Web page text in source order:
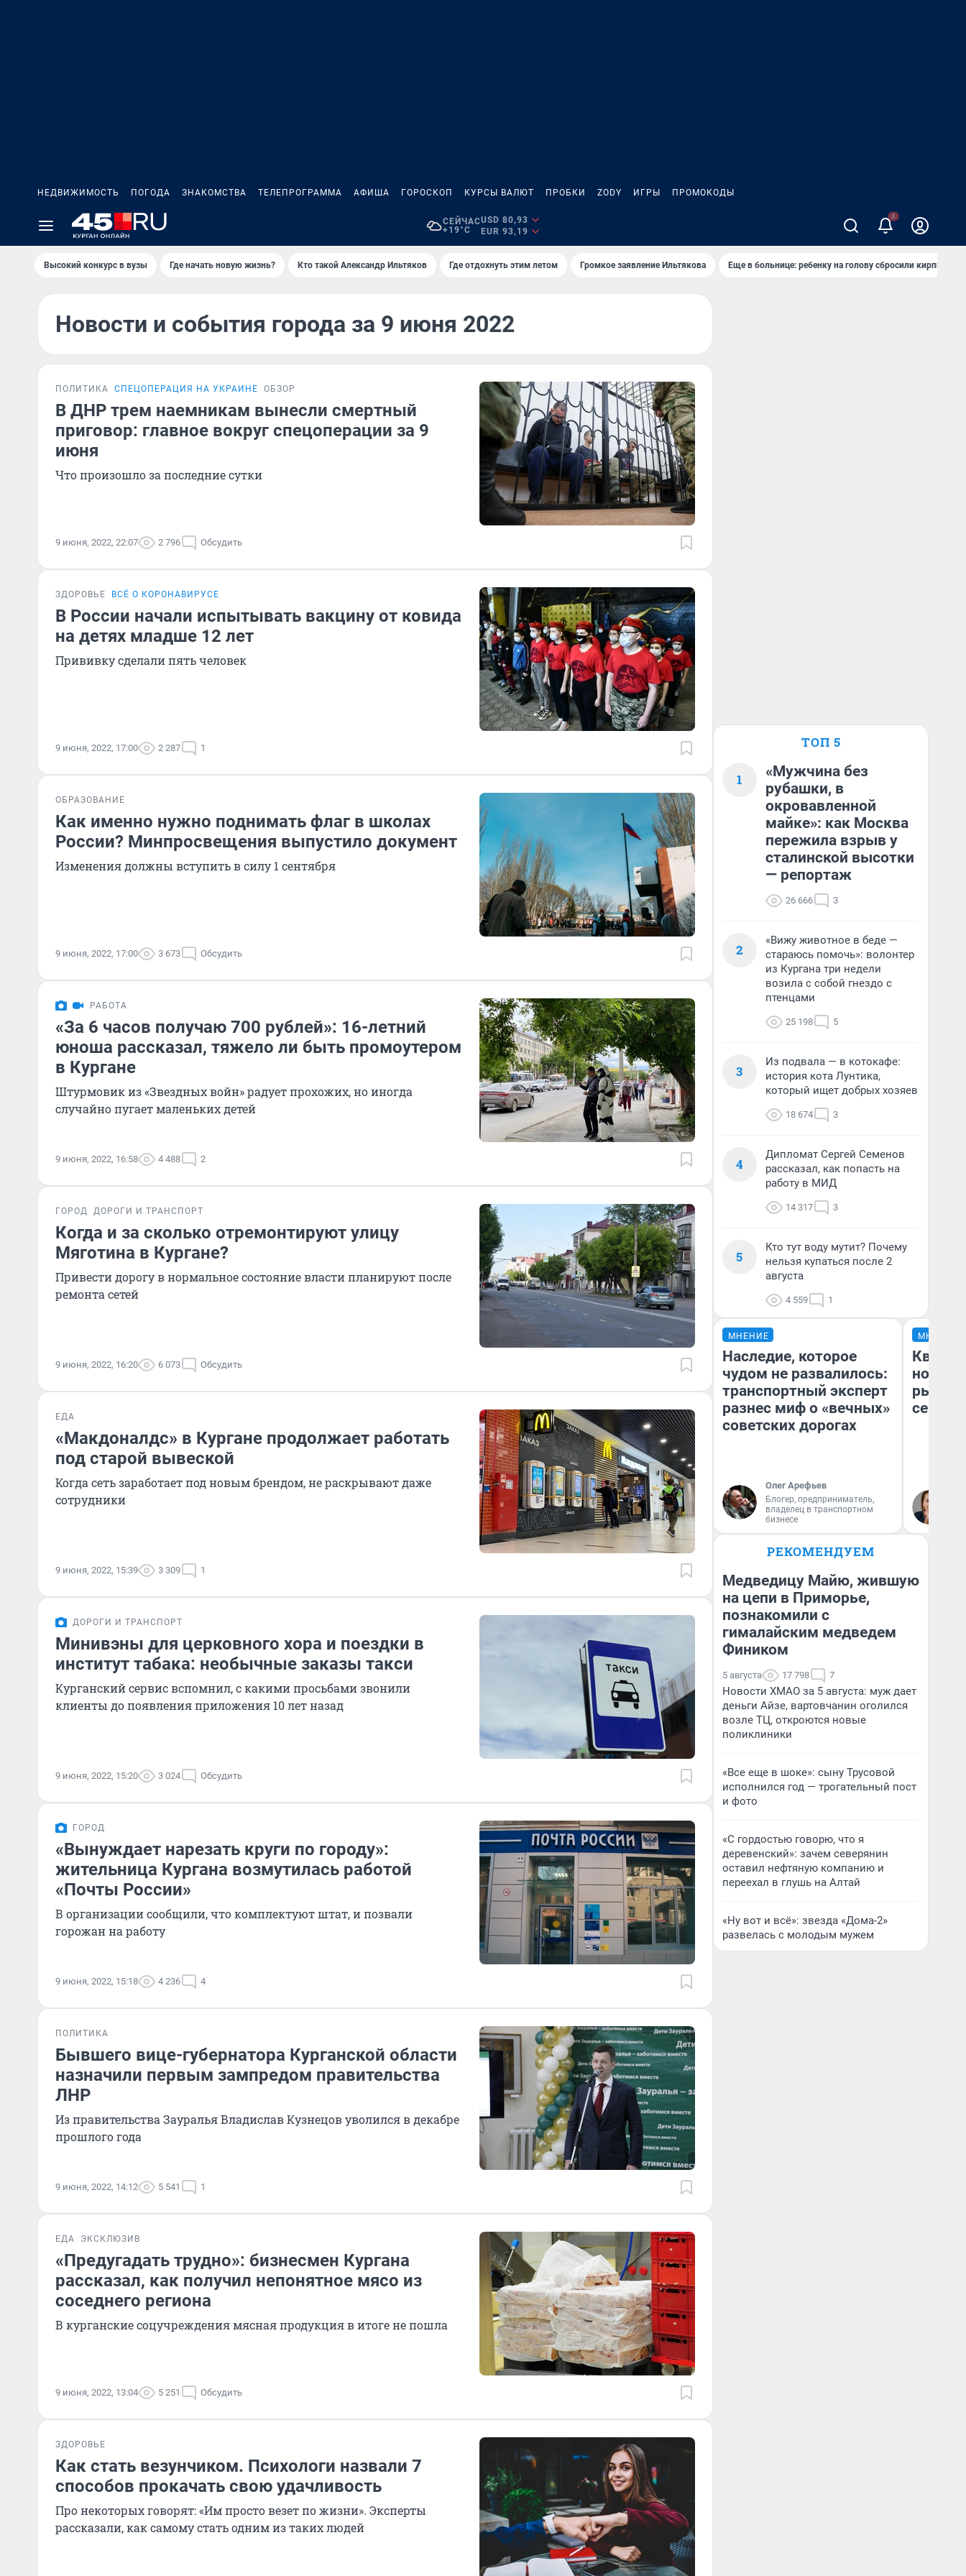
НЕДВИЖИМОСТЬ ПОГОДА ЗНАКОМСТВА ТЕЛЕПРОГРАММА АФИША ГОРОСКОП КУРСЫ ВАЛЮТ ПРОБКИ ZODY ИГРЫ ПРОМОКОДЫ
СЕЙЧАС
+19°C
USD 80,93
EUR 93,19
2
Высокий конкурс в вузы Где начать новую жизнь? Кто такой Александр Ильтяков Где отдохнуть этим летом Громкое заявление Ильтякова Еще в больнице: ребенку на голову сбросили кирпич
Новости и события города за 9 июня 2022
ПОЛИТИКА СПЕЦОПЕРАЦИЯ НА УКРАИНЕ ОБЗОР
В ДНР трем наемникам вынесли смертный
приговор: главное вокруг спецоперации за 9
июня
Что произошло за последние сутки
9 июня, 2022, 22:07 2 796 Обсудить
ЗДОРОВЬЕ ВСЁ О КОРОНАВИРУСЕ
В России начали испытывать вакцину от ковида
на детях младше 12 лет
Прививку сделали пять человек
9 июня, 2022, 17:00 2 287 1
ОБРАЗОВАНИЕ
Как именно нужно поднимать флаг в школах
России? Минпросвещения выпустило документ
Изменения должны вступить в силу 1 сентября
9 июня, 2022, 17:00 3 673 Обсудить
РАБОТА
«За 6 часов получаю 700 рублей»: 16-летний
юноша рассказал, тяжело ли быть промоутером
в Кургане
Штурмовик из «Звездных войн» радует прохожих, но иногда
случайно пугает маленьких детей
9 июня, 2022, 16:58 4 488 2
ГОРОД ДОРОГИ И ТРАНСПОРТ
Когда и за сколько отремонтируют улицу
Мяготина в Кургане?
Привести дорогу в нормальное состояние власти планируют после
ремонта сетей
9 июня, 2022, 16:20 6 073 Обсудить
ЕДА
«Макдоналдс» в Кургане продолжает работать
под старой вывеской
Когда сеть заработает под новым брендом, не раскрывают даже
сотрудники
9 июня, 2022, 15:39 3 309 1
ДОРОГИ И ТРАНСПОРТ
Минивэны для церковного хора и поездки в
институт табака: необычные заказы такси
Курганский сервис вспомнил, с какими просьбами звонили
клиенты до появления приложения 10 лет назад
9 июня, 2022, 15:20 3 024 Обсудить
ГОРОД
«Вынуждает нарезать круги по городу»:
жительница Кургана возмутилась работой
«Почты России»
В организации сообщили, что комплектуют штат, и позвали
горожан на работу
9 июня, 2022, 15:18 4 236 4
ПОЛИТИКА
Бывшего вице-губернатора Курганской области
назначили первым зампредом правительства
ЛНР
Из правительства Зауралья Владислав Кузнецов уволился в декабре
прошлого года
9 июня, 2022, 14:12 5 541 1
ЕДА ЭКСКЛЮЗИВ
«Предугадать трудно»: бизнесмен Кургана
рассказал, как получил непонятное мясо из
соседнего региона
В курганские соцучреждения мясная продукция в итоге не пошла
9 июня, 2022, 13:04 5 251 Обсудить
ЗДОРОВЬЕ
Как стать везунчиком. Психологи назвали 7
способов прокачать свою удачливость
Про некоторых говорят: «Им просто везет по жизни». Эксперты
рассказали, как самому стать одним из таких людей
ТОП 5
1
«Мужчина без
рубашки, в
окровавленной
майке»: как Москва
пережила взрыв у
сталинской высотки
— репортаж
26 666 3
2
«Вижу животное в беде —
стараюсь помочь»: волонтер
из Кургана три недели
возила с собой гнездо с
птенцами
25 198 5
3
Из подвала — в котокафе:
история кота Лунтика,
который ищет добрых хозяев
18 674 3
4
Дипломат Сергей Семенов
рассказал, как попасть на
работу в МИД
14 317 3
5
Кто тут воду мутит? Почему
нельзя купаться после 2
августа
4 559 1
МНЕНИЕ
Наследие, которое
чудом не развалилось:
транспортный эксперт
разнес миф о «вечных»
советских дорогах
Олег Арефьев
Блогер, предприниматель,
владелец в транспортном
бизнесе
МНЕНИЕ
но
рынок
РЕКОМЕНДУЕМ
Медведицу Майю, жившую
на цепи в Приморье,
познакомили с
гималайским медведем
Фиником
5 августа 17 798 7
Новости ХМАО за 5 августа: муж дает
деньги Айзе, вартовчанин оголился
возле ТЦ, откроются новые
поликлиники
«Все еще в шоке»: сыну Трусовой
исполнился год — трогательный пост
и фото
«С гордостью говорю, что я
деревенский»: зачем северянин
оставил нефтяную компанию и
переехал в глушь на Алтай
«Ну вот и всё»: звезда «Дома-2»
развелась с молодым мужем